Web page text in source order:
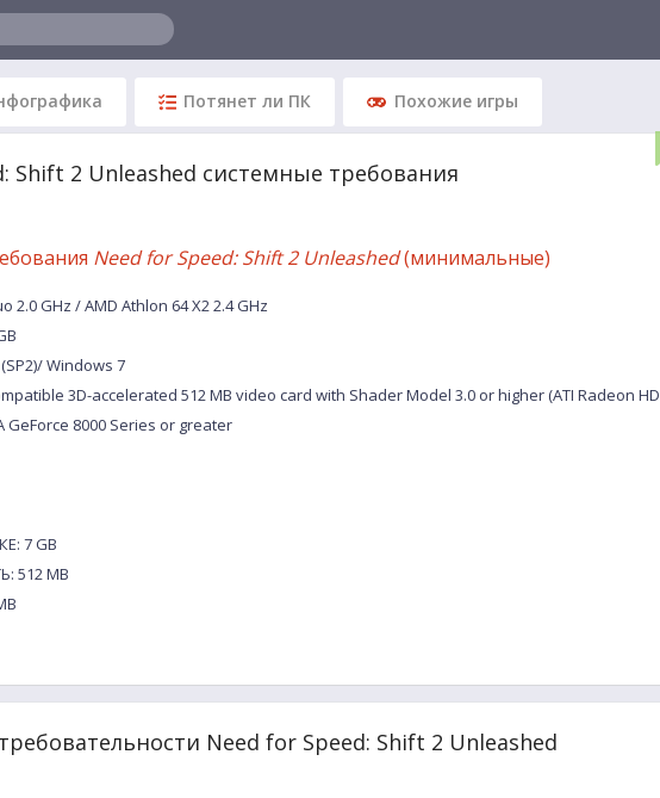
Потянет ли ПК Похожие игры
Shift 2 Unleashed системные требования
Need for Speed: Shift 2 Unleashed(минимальные)
GHz / AMD Athlon 64 X2 2.4 GHz
Windows 7
3D-accelerated 512 MB video card with Shader Model 3.0 or higher (ATI Radeon HD
GeForce 8000 Series or greater
7 GB
512 MB
Need for Speed: Shift 2 Unleashed